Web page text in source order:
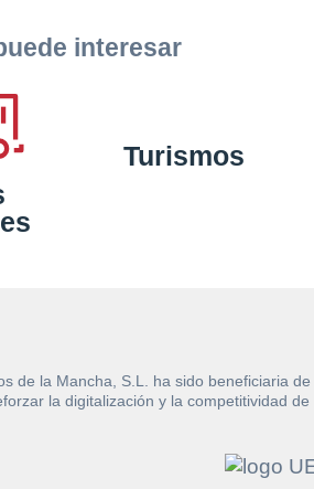
interesar
Turismos
de la Mancha, S.L. ha sido beneficiaria
la digitalización y la competitividad